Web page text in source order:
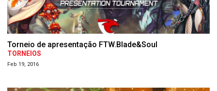
Torneio de apresentação FTW.Blade&Soul
TORNEIOS
Feb 19, 2016